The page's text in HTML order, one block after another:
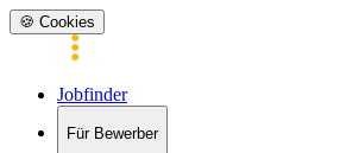
🍪 Cookies
Jobfinder
Für Bewerber